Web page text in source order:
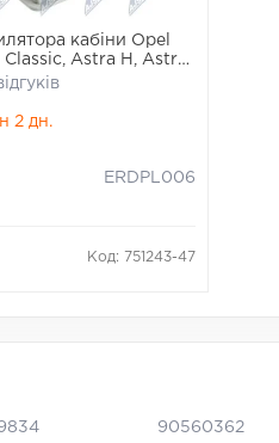
кабіни Opel
Astra H, Astra
B, Zafira
1.2-2.2D 02.98-
2 дн.
ERDPL006
Код: 751243-47
90560362